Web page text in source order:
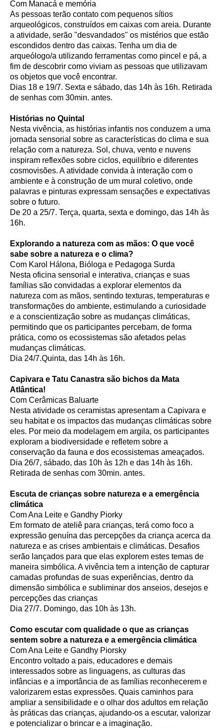
Com Manacá e memória
As pessoas terão contato com pequenos sítios
arqueológicos, construídos em caixas com areia. Durante
a atividade, serão "desvandados" os mistérios que estão
escondidos dentro das caixas. Tenha um dia de
arqueólogo/a utilizando ferramentas como pincel e pá, a
fim de descobrir como viviam as pessoas que utilizavam
os objetos que você encontrar.
Dias 18 e 19/7. Sexta e sábado, das 14h às 16h. Retirada
de senhas com 30min. antes.
Histórias no Quintal
Nesta vivência, as histórias infantis nos conduzem a uma
jornada sensorial sobre as características do clima e sua
relação com a natureza. Sol, chuva, vento e nuvens
inspiram reflexões sobre ciclos, equilíbrio e diferentes
cosmovisões. A atividade convida à interação com o
ambiente e à construção de um mural coletivo, onde
palavras e pinturas expressam sensações e expectativas
sobre o futuro.
De 20 a 25/7. Terça, quarta, sexta e domingo, das 14h às
16h.
Explorando a natureza com as mãos: O que você
sabe sobre a natureza e o clima?
Com Karol Hálona, Bióloga e Pedagoga Surda
Nesta oficina sensorial e interativa, crianças e suas
famílias são convidadas a explorar elementos da
natureza com as mãos, sentindo texturas, temperaturas e
transformações do ambiente, estimulando a curiosidade
e a conscientização sobre as mudanças climáticas,
permitindo que os participantes percebam, de forma
prática, como os ecossistemas são afetados pelas
mudanças climáticas.
Dia 24/7.Quinta, das 14h às 16h.
Capivara e Tatu Canastra são bichos da Mata
Atlântica!
Com Cerâmicas Baluarte
Nesta atividade os ceramistas apresentam a Capivara e
seu habitat e os impactos das mudanças climáticas sobre
eles. Por meio da modelagem em argila, os participantes
exploram a biodiversidade e refletem sobre a
conservação da fauna e dos ecossistemas ameaçados.
Dia 26/7, sábado, das 10h às 12h e das 14h às 16h.
Retirada de senhas com 30min. antes.
Escuta de crianças sobre natureza e a emergência
climática
Com Ana Leite e Gandhy Piorky
Em formato de ateliê para crianças, terá como foco a
expressão genuína das percepções da criança acerca da
natureza e as crises ambientais e climáticas. Desafios
serão lançados para que elas explorem estes temas de
maneira simbólica. A vivência tem a intenção de capturar
camadas profundas de suas experiências, dentro da
dimensão simbólica e subliminar dos anseios, desejos e
percepções das crianças
Dia 27/7. Domingo, das 10h às 13h.
Como escutar com qualidade o que as crianças
sentem sobre a natureza e a emergência climática
Com Ana Leite e Gandhy Piorsky
Encontro voltado a pais, educadores e demais
interessados sobre as linguagens, as culturas das
infâncias e a importância de as famílias reconhecerem e
valorizarem estas expressões. Quais caminhos para
ampliar a sensibilidade e o olhar dos adultos em relação
às práticas das crianças, ajudando-os a escutar, valorizar
e potencializar o brincar e a imaginação.